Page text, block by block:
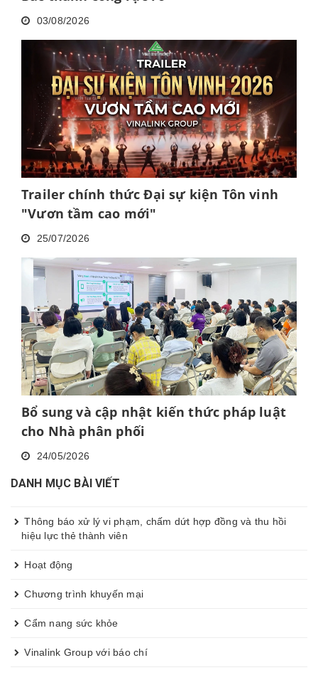
03/08/2026
Trailer chính thức Đại sự kiện Tôn vinh
"Vươn tầm cao mới"
25/07/2026
Bổ sung và cập nhật kiến thức pháp luật
cho Nhà phân phối
24/05/2026
DANH MỤC BÀI VIẾT
Thông báo xử lý vi phạm, chấm dứt hợp đồng và thu hồi
hiệu lực thẻ thành viên
Hoạt động
Chương trình khuyến mại
Cẩm nang sức khỏe
Vinalink Group với báo chí